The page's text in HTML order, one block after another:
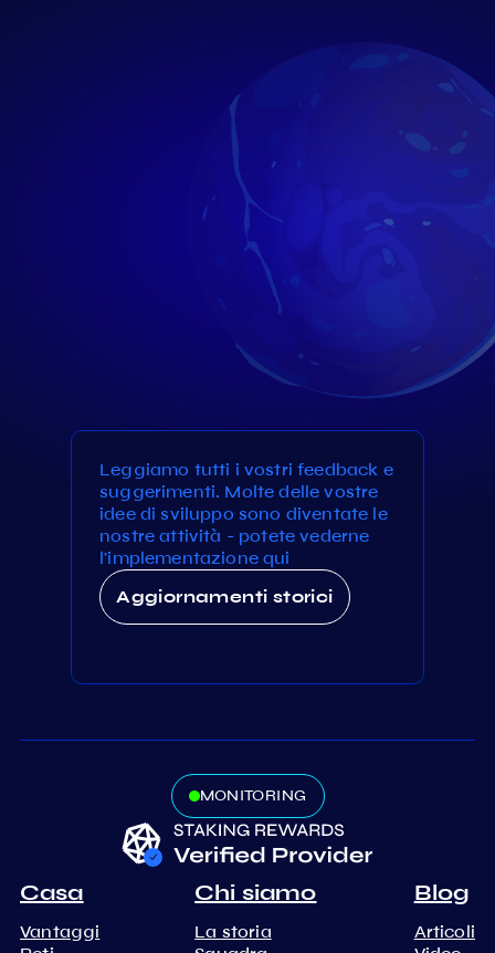
Leggiamo tutti i vostri feedback e
suggerimenti. Molte delle vostre
idee di sviluppo sono diventate le
nostre attività - potete vederne
l'implementazione qui
Aggiornamenti storici
MONITORING
Casa
Vantaggi
Chi siamo
La storia
Blog
Articoli